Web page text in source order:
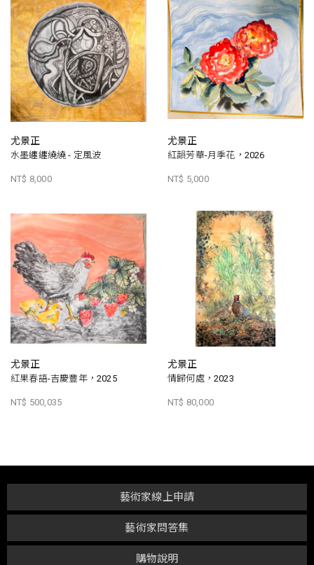
尤景正
水墨纏纏繞繞 - 定風波
NT$ 8,000
尤景正
紅韻芳華-月季花，2026
NT$ 5,000
尤景正
紅果春語-吉慶豐年，2025
NT$ 500,035
尤景正
情歸何處，2023
NT$ 80,000
購物說明
藝術家問答集
藝術家線上申請